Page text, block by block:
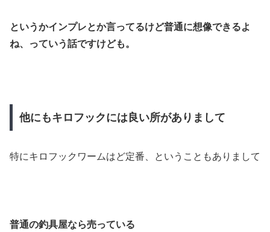
というかインプレとか言ってるけど普通に想像できるよ
ね、っていう話ですけども。
他にもキロフックには良い所がありまして
特にキロフックワームはど定番、ということもありまして
普通の釣具屋なら売っている